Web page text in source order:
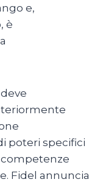
e,
è
poteri specifici
Fidel annuncia